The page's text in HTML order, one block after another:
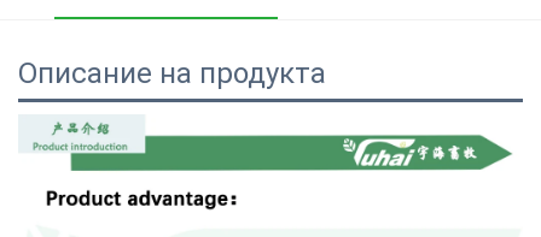
Описание на продукта